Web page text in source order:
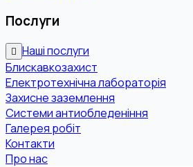
Послуги
Наші послуги
Блискавкозахист
Електротехнічна лабораторія
Захисне заземлення
Системи антиобледеніння
Галерея робіт
Контакти
Про нас